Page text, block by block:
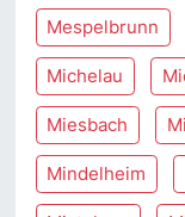
Mespelbrunn
Michelau
Miesbach
Mindelheim